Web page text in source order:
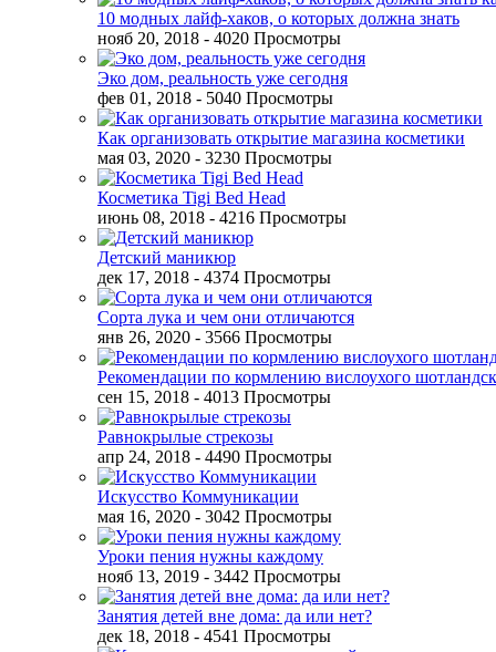
10 модных лайф-хаков, о которых должна знать
нояб 20, 2018 - 4020 Просмотры
Эко дом, реальность уже сегодня
фев 01, 2018 - 5040 Просмотры
Как организовать открытие магазина косметики
мая 03, 2020 - 3230 Просмотры
Косметика Tigi Bed Head
июнь 08, 2018 - 4216 Просмотры
Детский маникюр
дек 17, 2018 - 4374 Просмотры
Сорта лука и чем они отличаются
янв 26, 2020 - 3566 Просмотры
Рекомендации по кормлению вислоухого
сен 15, 2018 - 4013 Просмотры
Равнокрылые стрекозы
апр 24, 2018 - 4490 Просмотры
Искусство Коммуникации
мая 16, 2020 - 3042 Просмотры
Уроки пения нужны каждому
нояб 13, 2019 - 3442 Просмотры
Занятия детей вне дома: да или нет?
дек 18, 2018 - 4541 Просмотры